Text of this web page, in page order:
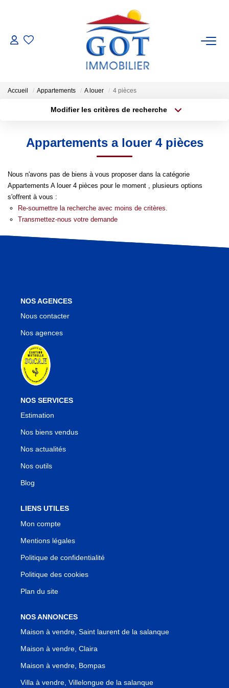
VENTES
GESTION
ESTIMATION
NOS BIENS VENDUS
NOS AGENCES
Accueil Appartements A louer 4 pièces
Modifier les critères de recherche
Sélectionnez...
Type de bien
Budget max Plus de critères
Appartements a louer 4 pièces
Nous n'avons pas de biens à vous proposer dans la catégorie
Appartements A louer 4 pièces pour le moment , plusieurs options
s'offrent à vous :
Re-soumettre la recherche avec moins de critères.
Transmettez-nous votre demande
NOS AGENCES
Nous contacter
Nos agences
NOS SERVICES
Estimation
Nos biens vendus
Nos actualités
Nos outils
Blog
LIENS UTILES
Mon compte
Mentions légales
Politique de confidentialité
Politique des cookies
Plan du site
NOS ANNONCES
Maison à vendre, Saint laurent de la salanque
Maison à vendre, Claira
Maison à vendre, Bompas
Villa à vendre, Villelongue de la salanque